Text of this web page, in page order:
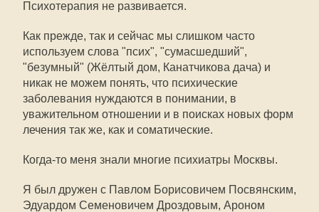
Психотерапия не развивается.
Как прежде, так и сейчас мы слишком часто
используем слова "псих", "сумасшедший",
"безумный" (Жёлтый дом, Канатчикова дача) и
никак не можем понять, что психические
заболевания нуждаются в понимании, в
уважительном отношении и в поисках новых форм
лечения так же, как и соматические.
Когда-то меня знали многие психиатры Москвы.
Я был дружен с Павлом Борисовичем Посвянским,
Эдуардом Семеновичем Дроздовым, Ароном